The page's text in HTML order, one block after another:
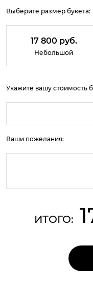
Выберите размер букета:
17 800 руб.
Небольшой
Укажите вашу стоимость
Ваши пожелания:
ИТОГО: